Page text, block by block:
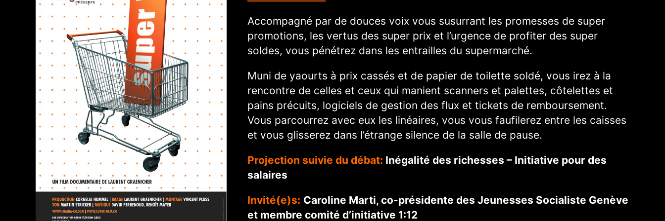
Accompagné par de douces voix vous susurrant les promesses de super
promotions, les vertus des super prix et l’urgence de profiter des super
soldes, vous pénétrez dans les entrailles du supermarché.
Muni de yaourts à prix cassés et de papier de toilette soldé, vous irez à la
rencontre de celles et ceux qui manient scanners et palettes, côtelettes et
pains précuits, logiciels de gestion des flux et tickets de remboursement.
Vous parcourrez avec eux les linéaires, vous vous faufilerez entre les caisses
et vous glisserez dans l’étrange silence de la salle de pause.
Projection suivie du débat: Inégalité des richesses – Initiative pour des
salaires
Invité(e)s: Caroline Marti, co-présidente des Jeunesses Socialiste Genève
et membre comité d’initiative 1:12